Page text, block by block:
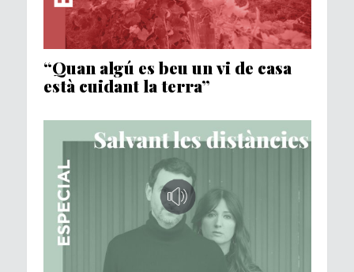
“Quan algú es beu un vi de casa
està cuidant la terra”